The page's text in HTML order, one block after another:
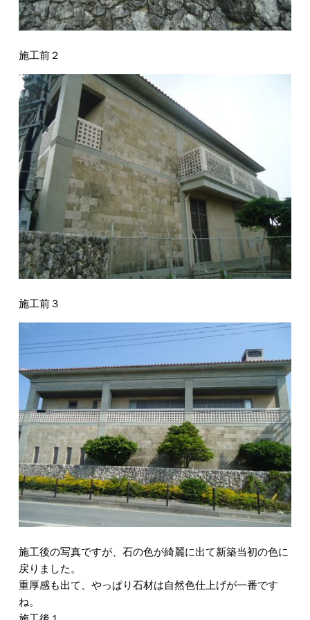
施工前２
施工前３
施工後の写真ですが、石の色が綺麗に出て新築当初の色に
戻りました。
重厚感も出て、やっぱり石材は自然色仕上げが一番です
ね。